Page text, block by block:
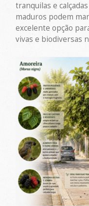
tranquilas e
maduros podem
excelente opção
vivas e biodiversas